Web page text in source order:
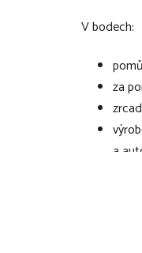
V bodech:
za
a